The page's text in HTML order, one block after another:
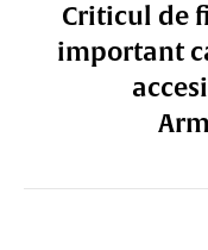
Criticul de
important